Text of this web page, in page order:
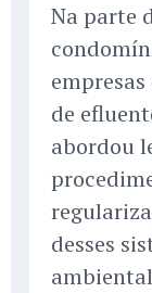
Na parte
de
abordou
desses